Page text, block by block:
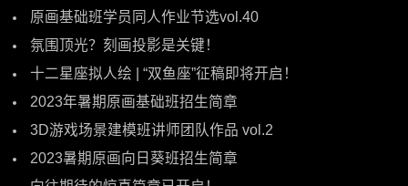
原画基础班学员同人作业节选vol.40
氛围顶光？刻画投影是关键！
十二星座拟人绘 | “双鱼座”征稿即将开启！
2023年暑期原画基础班招生简章
3D游戏场景建模班讲师团队作品 vol.2
2023暑期原画向日葵班招生简章